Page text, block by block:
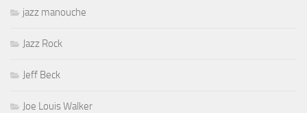
jazz manouche
Jazz Rock
Jeff Beck
Joe Louis Walker